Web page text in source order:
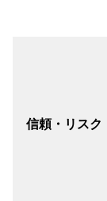
信頼・リスク